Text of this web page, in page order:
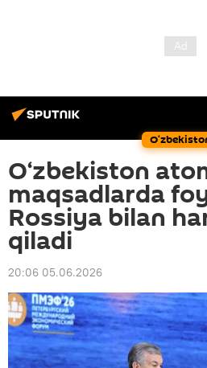
O‘zbekiston
maqsadlarda
Rossiya bilan
qiladi
20:06 05.06.2026